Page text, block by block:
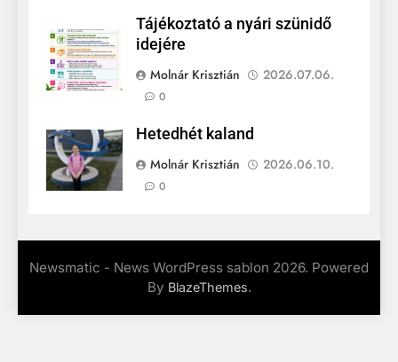
Tájékoztató a nyári szünidő
idejére
Molnár Krisztián
2026.07.06.
0
Hetedhét kaland
Molnár Krisztián
2026.06.10.
0
Newsmatic - News WordPress sablon 2026. Powered
By BlazeThemes.